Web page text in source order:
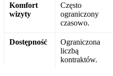
Komfort
wizyty
Często
ograniczony
czasowo.
Dostępność
Ograniczona
liczbą
kontraktów.